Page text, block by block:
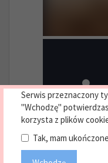
Serwis przeznaczony
"Wchodzę"
korzysta z plików
Tak, mam